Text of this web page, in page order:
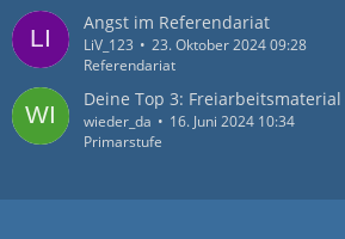
Angst im Referendariat
LiV_123
23. Oktober 2024 09:28
Referendariat
Deine Top 3:
wieder_da
16. Juni 2024 10:34
Primarstufe